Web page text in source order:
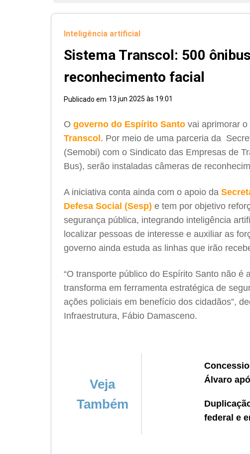
Inteligência artificial
Sistema Transcol: 500
reconhecimento facial
Publicado em 13 jun 2025 às 19:01
O governo do Espírito Santo vai aprimorar
Transcol . Por meio de uma parceria da
(Semobi) com o Sindicato das Empresas de
Bus), serão instaladas câmeras de
A iniciativa conta ainda com o apoio da
Defesa Social (Sesp) e tem por objetivo
segurança pública, integrando inteligência
localizar pessoas de interesse e auxiliar as
governo ainda estuda as linhas que irão
“O transporte público do Espírito Santo não é
transforma em ferramenta estratégica de
ações policiais em benefício dos cidadãos”,
Infraestrutura, Fábio Damasceno.
Veja
Também
Álvaro
federal e